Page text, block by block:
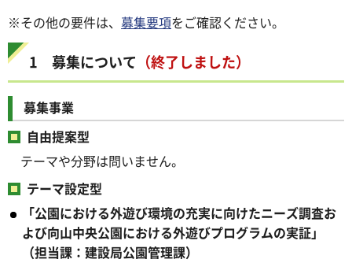
※その他の要件は、 募集要項をご確認ください。
1 募集について （終了しました）
募集事業
自由提案型
テーマや分野は問いません。
テーマ設定型
「公園における外遊び環境の充実に向けたニーズ調査お
よび向山中央公園における外遊びプログラムの実証」
（担当課：建設局公園管理課）